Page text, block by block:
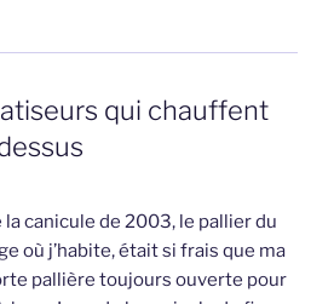
qui chauffent
canicule de 2003, le pallier du
où j’habite, était si frais que ma
pallière toujours ouverte pour